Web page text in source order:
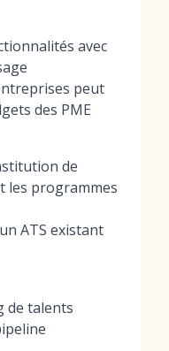
avec
peut
des PME
de
les programmes
ATS existant
de talents